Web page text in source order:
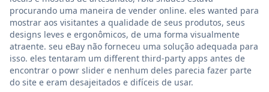
procurando uma maneira de vender online. eles wanted para
mostrar aos visitantes a qualidade de seus produtos, seus
designs leves e ergonômicos, de uma forma visualmente
atraente. seu eBay não forneceu uma solução adequada para
isso. eles tentaram um different third-party apps antes de
encontrar o powr slider e nenhum deles parecia fazer parte
do site e eram desajeitados e difíceis de usar.